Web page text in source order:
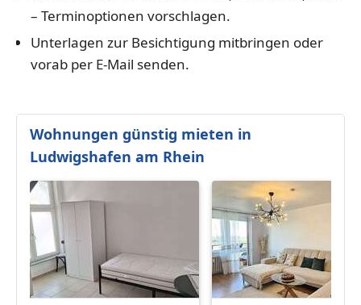
– Terminoptionen vorschlagen.
Unterlagen zur Besichtigung mitbringen oder
vorab per E-Mail senden.
Wohnungen günstig mieten in
Ludwigshafen am Rhein